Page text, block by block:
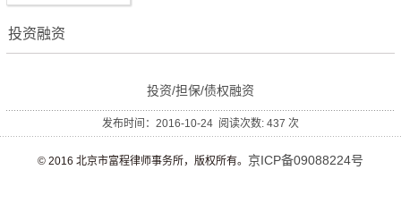
投资融资
投资/担保/债权融资
发布时间：2016-10-24 阅读次数: 437 次
© 2016 北京市富程律师事务所，版权所有。 京ICP备09088224号